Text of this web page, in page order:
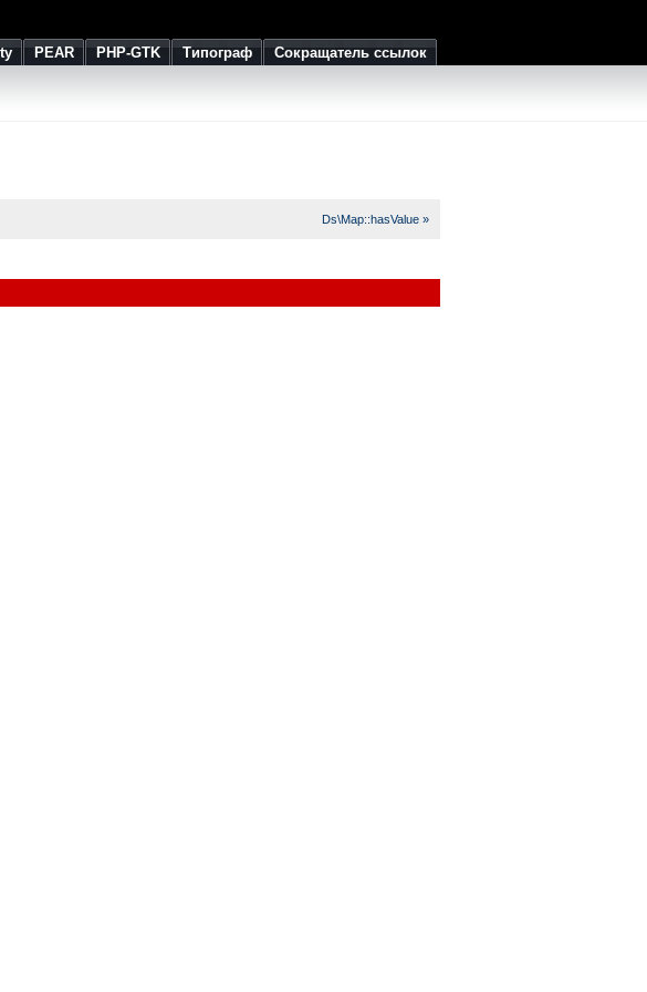
PEAR PHP-GTK Типограф Сокращатель ссылок
Ds\Map::hasValue »